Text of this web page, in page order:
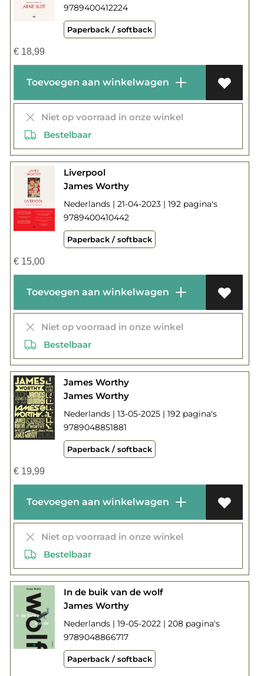
9789400412224
Paperback / softback
€18,99
Toevoegen aan winkelwagen
Niet op voorraad in onze winkel
Bestelbaar
Liverpool
James Worthy
Nederlands | 21-04-2023 | 192 pagina's
9789400410442
Paperback / softback
€15,00
Toevoegen aan winkelwagen
Niet op voorraad in onze winkel
Bestelbaar
James Worthy
James Worthy
Nederlands | 13-05-2025 | 192 pagina's
9789048851881
Paperback / softback
€19,99
Toevoegen aan winkelwagen
Niet op voorraad in onze winkel
Bestelbaar
In de buik van de wolf
James Worthy
Nederlands | 19-05-2022 | 208 pagina's
9789048866717
Paperback / softback